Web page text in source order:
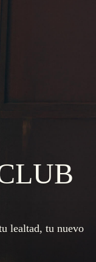
lealtad, tu nuevo